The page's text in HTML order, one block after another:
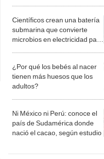
Científicos crean una batería
submarina que convierte
microbios en electricidad para
¿Por qué los bebés al nacer
tienen más huesos que los
adultos?
Ni México ni Perú: conoce el
país de Sudamérica donde
nació el cacao, según estudio